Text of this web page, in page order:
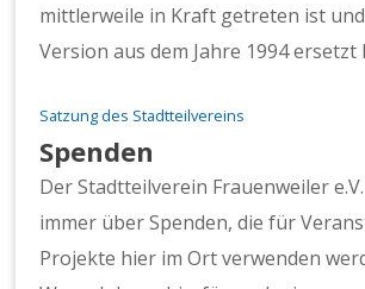
mittlerweile in Kraft getreten ist
Version aus dem Jahre 1994 ersetzt
Satzung des Stadtteilvereins
Spenden
Der Stadtteilverein Frauenweiler
immer über Spenden, die für
Projekte hier im Ort verwenden